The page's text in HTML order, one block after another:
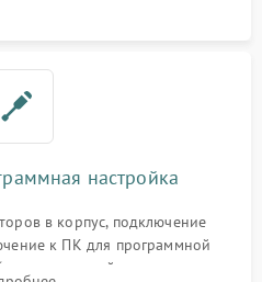
настройка
в корпус, подключение
к ПК для программной
настройки порогов